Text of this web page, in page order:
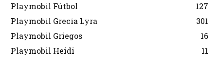
Playmobil Fútbol
127
Playmobil Grecia Lyra
301
Playmobil Griegos
16
Playmobil Heidi
11